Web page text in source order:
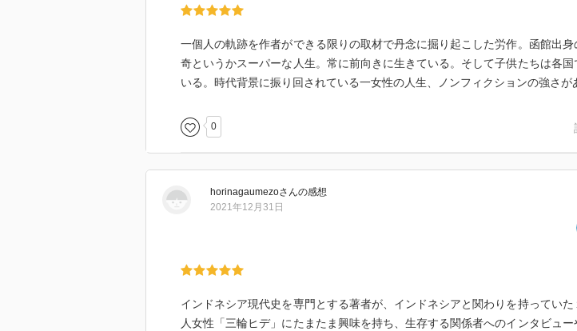
一個人の軌跡を作者ができる限りの取材で丹念に掘り起こした労作。函館出身
奇というかスーパーな人生。常に前向きに生きている。そして子供たちは各国
いる。時代背景に振り回されている一女性の人生、ノンフィクションの強さが
0
horinagaumezoさんの感想
2021年12月31日
インドネシア現代史を専門とする著者が、インドネシアと関わりを持っていた
人女性「三輪ヒデ」にたまたま興味を持ち、生存する関係者へのインタビュ